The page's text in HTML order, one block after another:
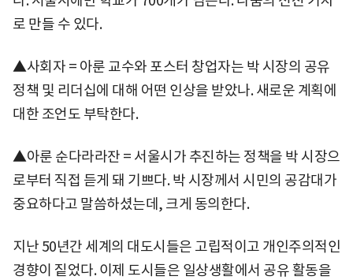
로 만들 수 있다.
▲사회자 = 아룬 교수와 포스터 창업자는 박 시장의 공유
정책 및 리더십에 대해 어떤 인상을 받았나. 새로운 계획에
대한 조언도 부탁한다.
▲아룬 순다라라잔 = 서울시가 추진하는 정책을 박 시장으
로부터 직접 듣게 돼 기쁘다. 박 시장께서 시민의 공감대가
중요하다고 말씀하셨는데, 크게 동의한다.
지난 50년간 세계의 대도시들은 고립적이고 개인주의적인
경향이 짙었다. 이제 도시들은 일상생활에서 공유 활동을